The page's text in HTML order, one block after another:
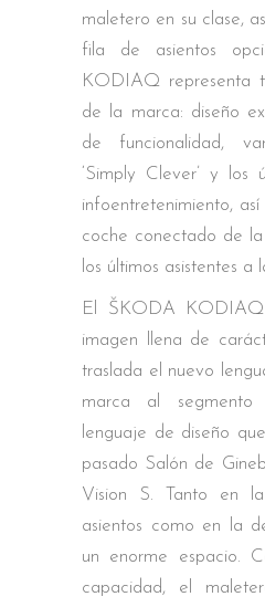
maletero en su clase,
fila de asientos
KODIAQ representa
de la marca: diseño
de funcionalidad,
‘Simply Clever’ y los
infoentretenimiento,
coche conectado de
los últimos asistentes a
El ŠKODA
imagen llena de
traslada el nuevo
marca al
lenguaje de diseño
pasado Salón de
Vision S. Tanto en
asientos como en la
un enorme espacio.
capacidad, el